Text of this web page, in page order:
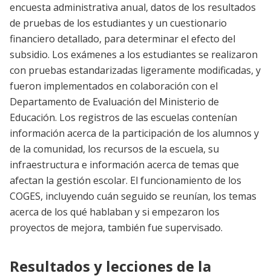
encuesta administrativa anual, datos de los resultados
de pruebas de los estudiantes y un cuestionario
financiero detallado, para determinar el efecto del
subsidio. Los exámenes a los estudiantes se realizaron
con pruebas estandarizadas ligeramente modificadas, y
fueron implementados en colaboración con el
Departamento de Evaluación del Ministerio de
Educación. Los registros de las escuelas contenían
información acerca de la participación de los alumnos y
de la comunidad, los recursos de la escuela, su
infraestructura e información acerca de temas que
afectan la gestión escolar. El funcionamiento de los
COGES, incluyendo cuán seguido se reunían, los temas
acerca de los qué hablaban y si empezaron los
proyectos de mejora, también fue supervisado.
Resultados y lecciones de la